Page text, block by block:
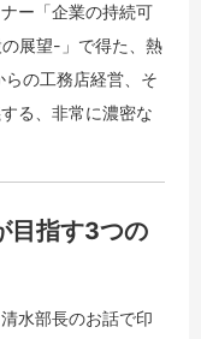
ー「企業の持続可
展望-」で得た、熱
の工務店経営、そ
る、非常に濃密な
目指す3つの
水部長のお話で印